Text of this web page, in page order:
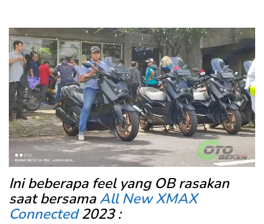
Ini beberapa feel yang OB rasakan
saat bersamaAll New XMAX
Connected2023 :